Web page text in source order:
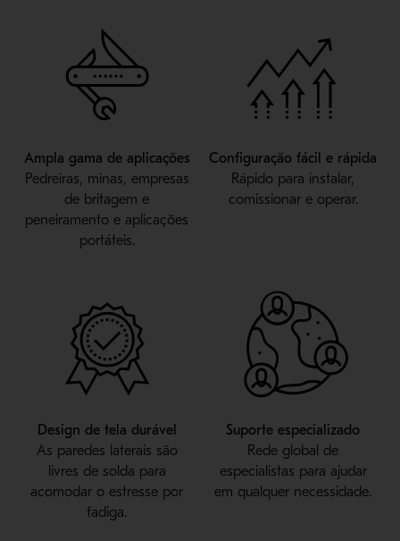
Ampla gama de aplicações
Pedreiras, minas, empresas
de britagem e
peneiramento e aplicações
portáteis.
Configuração fácil e rápida
Rápido para instalar,
comissionar e operar.
Design de tela durável
As paredes laterais são
livres de solda para
acomodar o estresse por
fadiga.
Suporte especializado
Rede global de
especialistas para ajudar
em qualquer necessidade.